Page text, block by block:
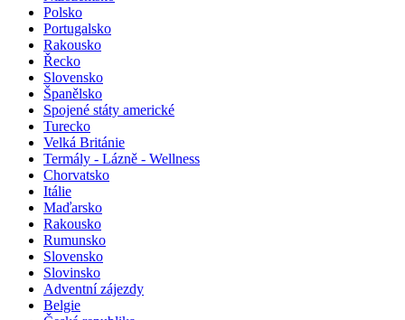
Nizozemsko
Polsko
Portugalsko
Rakousko
Řecko
Slovensko
Španělsko
Spojené státy americké
Turecko
Velká Británie
Termály - Lázně - Wellness
Chorvatsko
Itálie
Maďarsko
Rakousko
Rumunsko
Slovensko
Slovinsko
Adventní zájezdy